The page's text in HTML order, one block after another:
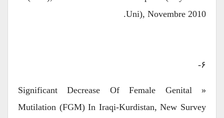
Uni), Novembre 2010.
« Significant Decrease Of Female Genital
Mutilation (FGM) In Iraqi-Kurdistan, New Survey